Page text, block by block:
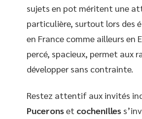
sujets en pot méritent une
particulière, surtout lors des
en France comme ailleurs en
percé, spacieux, permet aux
développer sans contrainte.
Restez attentif aux invités
Puceronset cochenilles